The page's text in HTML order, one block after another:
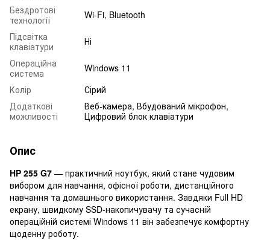
Бездротові
технології
Wi-Fi, Bluetooth
Підсвітка
клавіатури
Ні
Операційна
система
Windows 11
Колір
Сірий
Додаткові
можливості
Веб-камера, Вбудований мікрофон,
Цифровий блок клавіатури
Опис
HP 255 G7 — практичний ноутбук, який стане чудовим
вибором для навчання, офісної роботи, дистанційного
навчання та домашнього використання. Завдяки Full HD
екрану, швидкому SSD-накопичувачу та сучасній
операційній системі Windows 11 він забезпечує комфортну
щоденну роботу.